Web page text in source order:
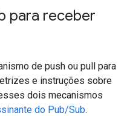
para receber
de push ou pull para
e instruções sobre
dois mecanismos
do Pub/Sub.